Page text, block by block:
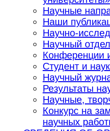
Научные
Наши
Научно-
Научный отдел
Конференции
Студент и
Научный
Результаты
Научные,
Конкурс на
научных